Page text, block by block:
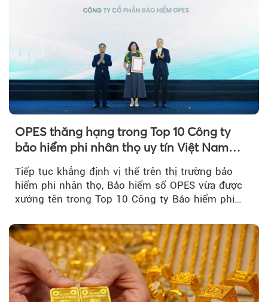
OPES thăng hạng trong Top 10 Công ty
bảo hiểm phi nhân thọ uy tín Việt Nam
Tiếp tục khẳng định vị thế trên thị trường bảo
hiểm phi nhân thọ, Bảo hiểm số OPES vừa được
xướng tên trong Top 10 Công ty Bảo hiểm phi